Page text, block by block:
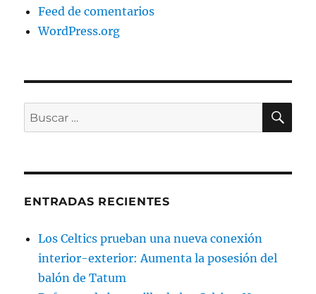
Feed de comentarios
WordPress.org
Buscar
por:
ENTRADAS RECIENTES
Los Celtics prueban una nueva conexión
interior-exterior: Aumenta la posesión del
balón de Tatum